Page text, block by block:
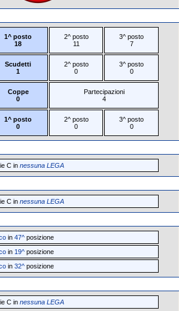
1^ posto
18
2^ posto
11
3^ posto
7
Scudetti
1
2^ posto
0
3^ posto
0
Coppe
0
Partecipazioni
4
1^ posto
0
2^ posto
0
3^ posto
0
C in nessuna LEGA
C in nessuna LEGA
in 47^ posizione
in 19^ posizione
in 32^ posizione
C in nessuna LEGA